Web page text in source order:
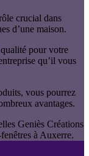
crucial dans
d’une maison.
pour votre
qu’il vous
vous pourrez
avantages.
Geniès Créations
à Auxerre.